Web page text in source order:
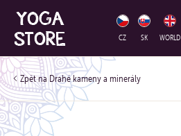
CZ SK WORLD
Drahé kameny a minerály